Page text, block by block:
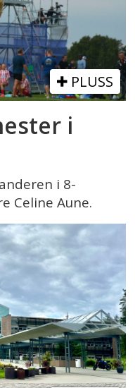
PLUSS
i
i 8-
Celine Aune.